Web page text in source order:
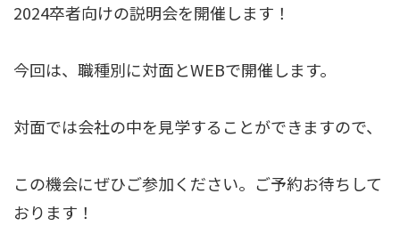
2024卒者向けの説明会を開催します！
今回は、職種別に対面とWEBで開催します。
対面では会社の中を見学することができますので、
この機会にぜひご参加ください。ご予約お待ちして
おります！